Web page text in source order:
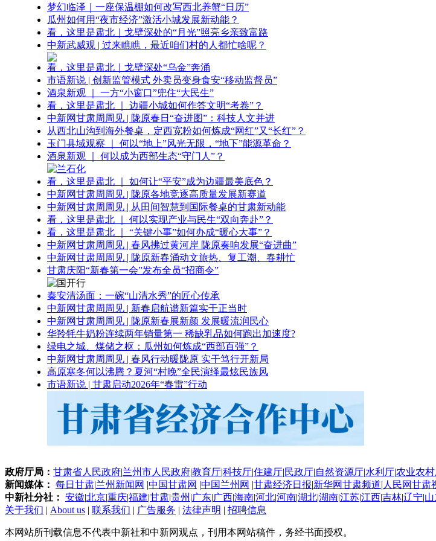
梦幻临泽｜一座保温棚如何改写西北养蟹“日历”
瓜州如何用“夜市经济”激活小城发展新动能？
看，这里是肃北｜戈壁深处的“月光”照亮乡亲致富路
中新武威观 | 过来瞧瞧，最近咱们村的人都忙啥呢？
看，这里是肃北｜戈壁深处“乌金”奔涌
市语新说 | 创新监管模式 外卖员变身食安“移动监督员”
酒泉新观 ｜ 一方“小窗口”兜住“大民生”
看，这里是肃北 ｜ 边疆小城如何作答文明“考卷”？
中新网甘肃周周见 | 陇原春日“奋进图”：科技人文并进
从西北山沟到海外餐桌，定西宽粉如何炼成“网红”又“长红”？
玉门县域观察 ｜ 何以“地上”风光无限，“地下”能源革命？
酒泉新观 ｜ 何以成为西部生态“守门人”？
看，这里是肃北 ｜ 如何让“平安”成为边疆最美底色？
中新网甘肃周周见 | 陇原各地竞逐高质量发展新赛道
中新网甘肃周周见 | 从田间智慧到国际餐桌的甘肃新动能
看，这里是肃北 ｜ 何以实现产业与民生“双向奔赴”？
看，这里是肃北 ｜ “关键小事”如何办成“暖心大事”？
中新网甘肃周周见 | 春风拂过黄河岸 陇原奏响发展“奋进曲”
中新网甘肃周周见 | 陇原新春涌动文旅热、复工潮、春耕忙
甘肃庆阳“新春第一会”发布全员“招商令”
秦安清汤面：一碗“山清水秀”的匠心传承
中新网甘肃周周见 | 新春启航谱新篇实干正当时
中新网甘肃周周见 | 陇原新春展新颜 发展暖流润民心
华羚牦牛奶粉连续两年销量第一 稀缺乳品如何跑出加速度?
绿电之城、煤储之枢：瓜州如何炼成“西部百强”？
中新网甘肃周周见 | 春风行动暖陇原 实干笃行开新局
高原寒冬何以沸腾？夏河“村晚”全民演绎最炫民族风
市语新说 | 甘肃启动2026年“春雷”行动
政府厅局： 甘肃省人民政府|兰州市人民政府|教育厅|科技厅|住建厅|民政厅|自然资源厅|水利厅|农业农
新闻媒体： 每日甘肃|兰州新闻网 |中国甘肃网 |中国兰州网 |甘肃经济日报|新华网甘肃频道| 人民网甘肃
中新社分社： 安徽|北京|重庆|福建|甘肃|贵州 |广东|广西|海南|河北|河南|湖北|湖南|江苏|江西|吉林|辽宁|
关于我们 | About us | 联系我们 | 广告服务 | 法律声明 | 招聘信息
本网站所刊载信息不代表中新社和中新网观点，刊用本网站稿件，务经书面授权。